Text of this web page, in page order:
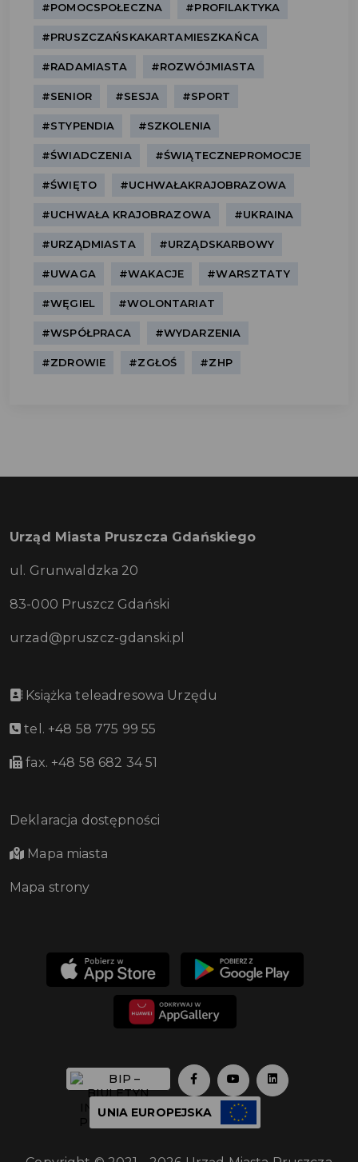
#POMOCSPOŁECZNA #PROFILAKTYKA
#PRUSZCZAŃSKAKARTAMIESZKAŃCA
#RADAMIASTA #ROZWÓJMIASTA
#SENIOR #SESJA #SPORT
#STYPENDIA #SZKOLENIA
#ŚWIADCZENIA #ŚWIĄTECZNEPROMOCJE
#ŚWIĘTO #UCHWAŁAKRAJOBRAZOWA
#UCHWAŁA KRAJOBRAZOWA #UKRAINA
#URZĄDMIASTA #URZĄDSKARBOWY
#UWAGA #WAKACJE #WARSZTATY
#WĘGIEL #WOLONTARIAT
#WSPÓŁPRACA #WYDARZENIA
#ZDROWIE #ZGŁOŚ #ZHP
Urząd Miasta Pruszcza Gdańskiego
ul. Grunwaldzka 20
83-000 Pruszcz Gdański
urzad@pruszcz-gdanski.pl
Książka teleadresowa Urzędu
tel. +48 58 775 99 55
fax. +48 58 682 34 51
Deklaracja dostępności
Mapa miasta
Mapa strony
UNIA EUROPEJSKA